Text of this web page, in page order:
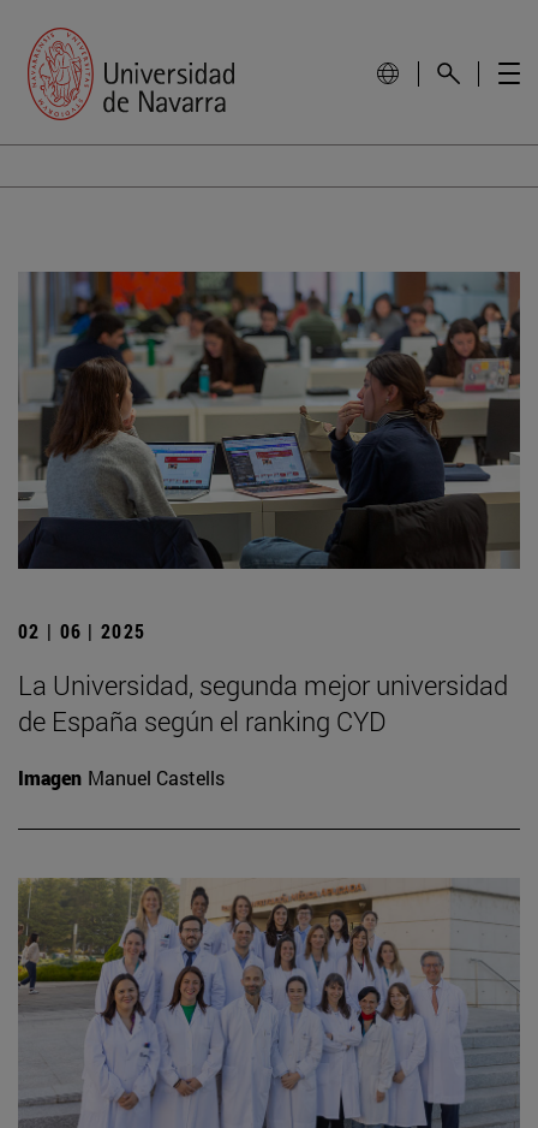
02 | 06 | 2025
La Universidad, segunda mejor universidad
de España según el ranking CYD
Imagen Manuel Castells